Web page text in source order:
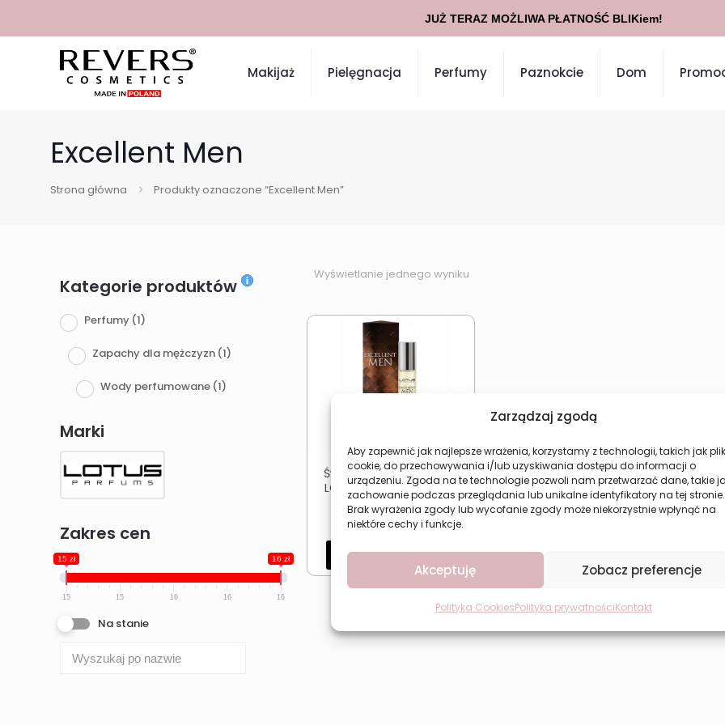
Zarządzaj zgodą
Aby zapewnić jak najlepsze wrażenia, korzystamy z technologii, takich jak
cookie, do przechowywania i/lub uzyskiwania dostępu do informacji o
urządzeniu. Zgoda na te technologie pozwoli nam przetwarzać dane, takie
zachowanie podczas przeglądania lub unikalne identyfikatory na tej stronie.
Brak wyrażenia zgody lub wycofanie zgody może niekorzystnie wpłynąć na
niektóre cechy i funkcje.
Akceptuję Zobacz preferencje
Polityka CookiesPolityka prywatnościKontakt
Makijaż Pielęgnacja Perfumy Paznokcie Dom
Excellent Men
Strona główna Produkty oznaczone “Excellent Men”
Kategorie produktów
Perfumy (1)
Zapachy dla mężczyzn (1)
Wody perfumowane (1)
Marki
Zakres cen
15 zł 16 zł
15 15 16 16 16
Na stanie
Wyświetlanie jednego wyniku
Świeże perfumy męskie
LOTUS Excellent Men 33
ml
15,49zł
Dodaj do koszyka
JUŻ TERAZ MOŻLIWA PŁATNOŚĆ BLIKiem!